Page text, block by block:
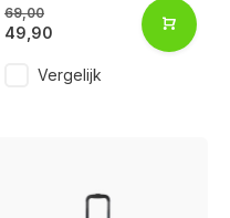
69,00
49,90
Vergelijk